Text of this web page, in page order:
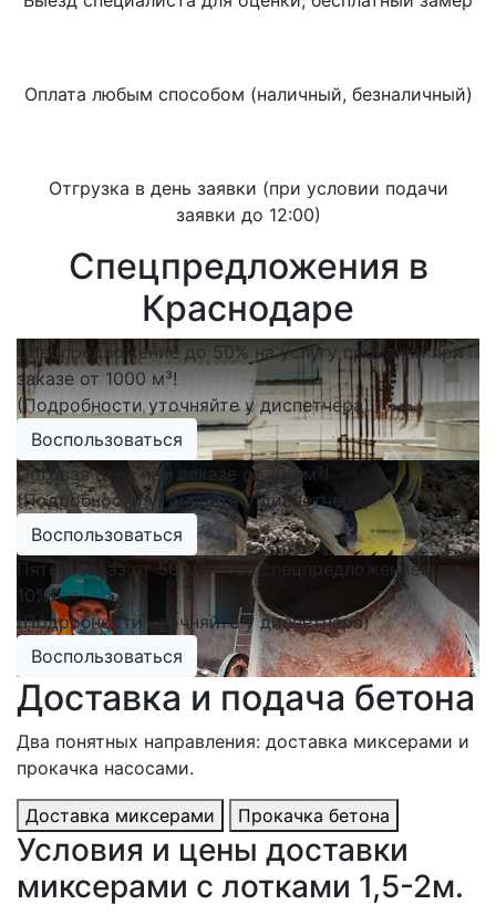
Оплата любым способом (наличный, безналичный)
Отгрузка в день заявки (при условии подачи
заявки до 12:00)
Спецпредложения в
Краснодаре
Спецпредложение до 50% на услугу прокачки при
заказе от 1000 м³!
(Подробности уточняйте у диспетчера)
Воспользоваться
Оптовая цена при заказе от 100 м³!
(Подробности уточняйте у диспетчера)
Воспользоваться
Пятый заказ от 50 м³ — со спецпредложением до
10%!
(Подробности уточняйте у диспетчера)
Воспользоваться
Доставка и подача бетона
Два понятных направления: доставка миксерами и
прокачка насосами.
Доставка миксерами Прокачка бетона
Условия и цены доставки
миксерами с лотками 1,5-2м.